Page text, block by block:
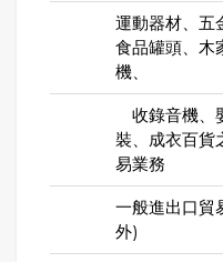
運動器材、五
食品罐頭、木
機、
收錄音機、
裝、成衣百貨
易業務
一般進出口貿
外)